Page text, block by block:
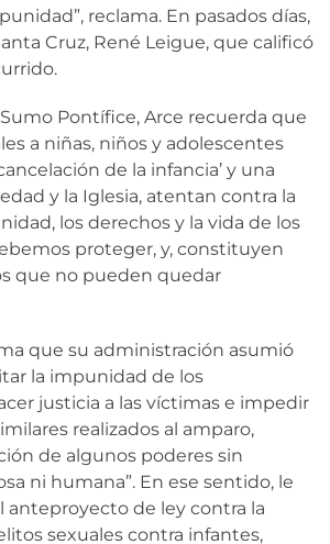
reclama. En pasados días,
Cruz, René Leigue, que calificó
Sumo Pontífice, Arce recuerda que
a niñas, niños y adolescentes
de la infancia’ y una
y la Iglesia, atentan contra la
los derechos y la vida de los
proteger, y, constituyen
que no pueden quedar
que su administración asumió
la impunidad de los
justicia a las víctimas e impedir
realizados al amparo,
de algunos poderes sin
ni humana”. En ese sentido, le
anteproyecto de ley contra la
sexuales contra infantes,